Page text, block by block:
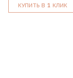
КУПИТЬ В 1 КЛИК